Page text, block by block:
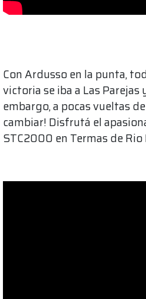
Con Ardusso en la punta,
victoria se iba a Las Parejas
embargo, a pocas vueltas
cambiar! Disfrutá el
STC2000 en Termas de Rio